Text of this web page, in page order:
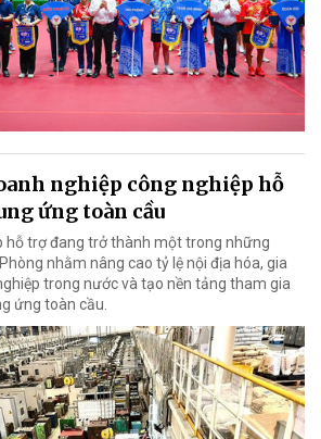
nghiệp công nghiệp hỗ
ứng toàn cầu
hỗ trợ đang trở thành một trong những
nhằm nâng cao tỷ lệ nội địa hóa, gia
trong nước và tạo nền tảng tham gia
ứng toàn cầu.